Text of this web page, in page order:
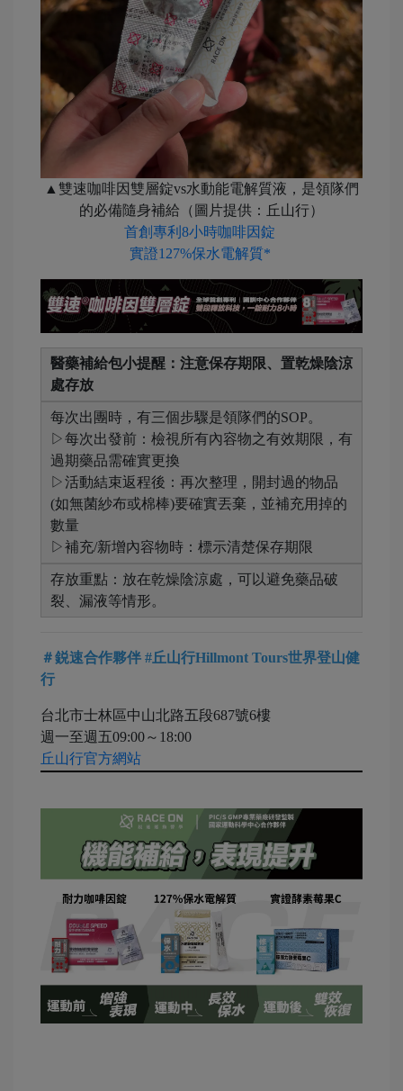
▲雙速咖啡因雙層錠vs水動能電解質液，是領隊們
的必備隨身補給（圖片提供：丘山行）
首創專利8小時咖啡因錠
實證127%保水電解質*
醫藥補給包小提醒：注意保存期限、置乾燥陰涼
處存放
每次出團時，有三個步驟是領隊們的SOP。
▷每次出發前：檢視所有內容物之有效期限，有
過期藥品需確實更換
▷活動結束返程後：再次整理，開封過的物品
(如無菌紗布或棉棒)要確實丟棄，並補充用掉的
數量
▷補充/新增內容物時：標示清楚保存期限
存放重點：放在乾燥陰涼處，可以避免藥品破
裂、漏液等情形。
＃鋭速合作夥伴 #丘山行Hillmont Tours世界登山健
行
台北市士林區中山北路五段687號6樓
週一至週五09:00～18:00
丘山行官方網站